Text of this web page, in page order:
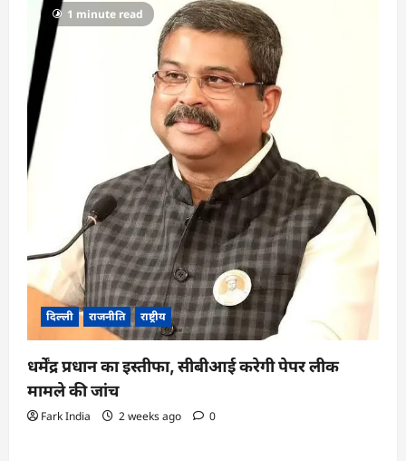
1 minute read
दिल्ली राजनीति राष्ट्रीय
धर्मेंद्र प्रधान का इस्तीफा, सीबीआई करेगी पेपर लीक
मामले की जांच
Fark India 2 weeks ago 0